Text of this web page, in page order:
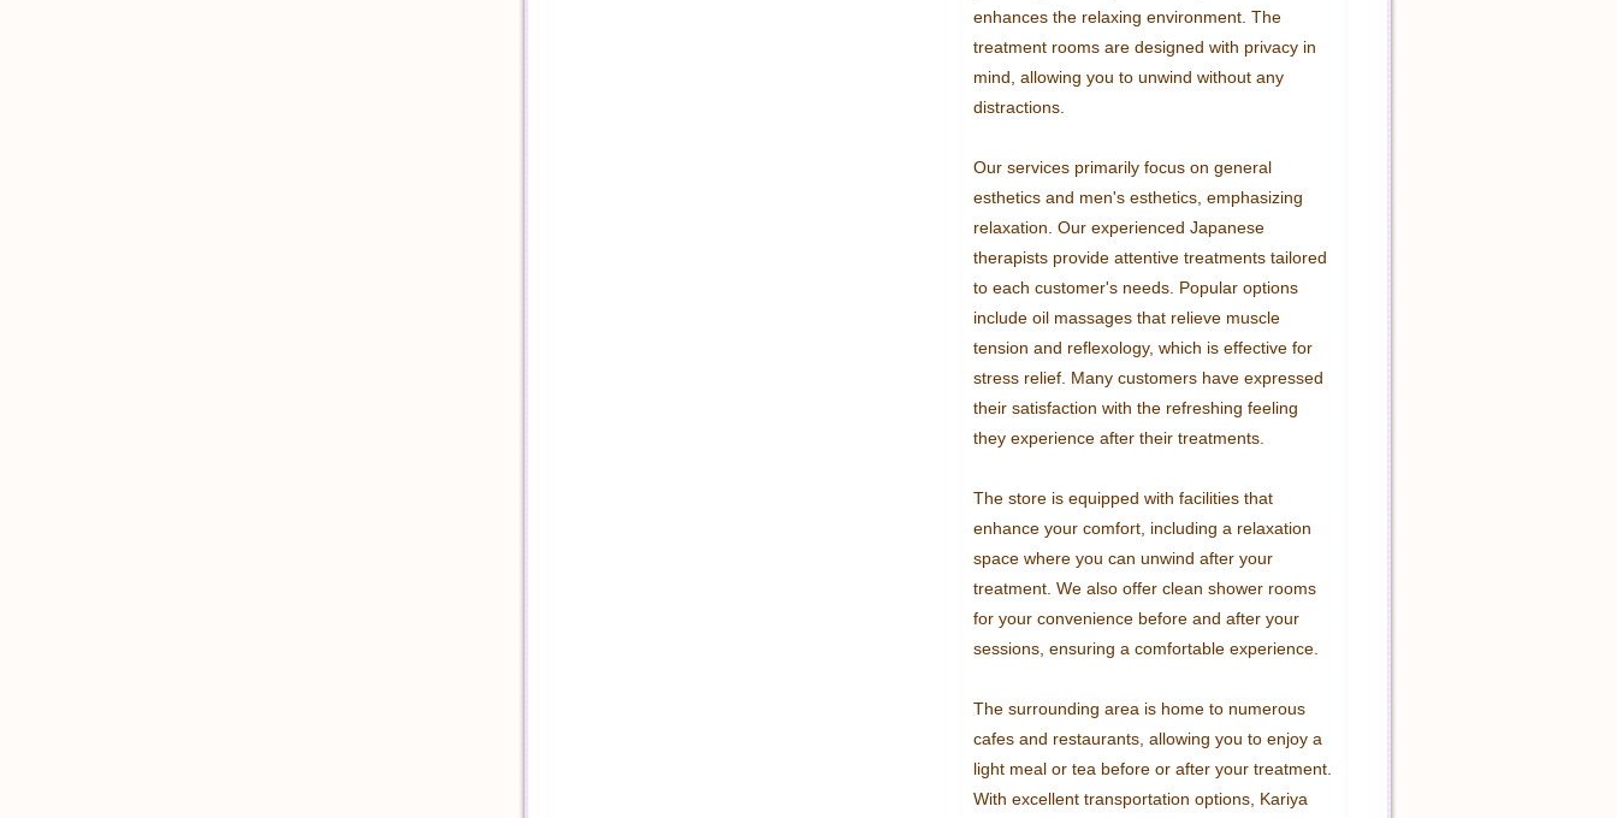
enhances the relaxing environment. The
treatment rooms are designed with privacy in
mind, allowing you to unwind without any
distractions.
Our services primarily focus on general
esthetics and men's esthetics, emphasizing
relaxation. Our experienced Japanese
therapists provide attentive treatments tailored
to each customer's needs. Popular options
include oil massages that relieve muscle
tension and reflexology, which is effective for
stress relief. Many customers have expressed
their satisfaction with the refreshing feeling
they experience after their treatments.
The store is equipped with facilities that
enhance your comfort, including a relaxation
space where you can unwind after your
treatment. We also offer clean shower rooms
for your convenience before and after your
sessions, ensuring a comfortable experience.
The surrounding area is home to numerous
cafes and restaurants, allowing you to enjoy a
light meal or tea before or after your treatment.
With excellent transportation options, Kariya